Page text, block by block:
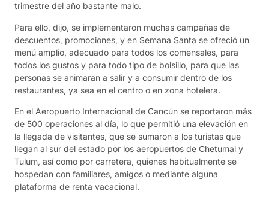
trimestre del año bastante malo.
Para ello, dijo, se implementaron muchas campañas de
descuentos, promociones, y en Semana Santa se ofreció un
menú amplio, adecuado para todos los comensales, para
todos los gustos y para todo tipo de bolsillo, para que las
personas se animaran a salir y a consumir dentro de los
restaurantes, ya sea en el centro o en zona hotelera.
En el Aeropuerto Internacional de Cancún se reportaron más
de 500 operaciones al día, lo que permitió una elevación en
la llegada de visitantes, que se sumaron a los turistas que
llegan al sur del estado por los aeropuertos de Chetumal y
Tulum, así como por carretera, quienes habitualmente se
hospedan con familiares, amigos o mediante alguna
plataforma de renta vacacional.